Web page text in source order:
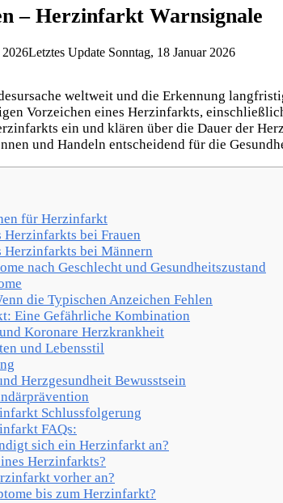
– Herzinfarkt Warnsignale
2026Letztes Update Sonntag, 18 Januar 2026
weltweit und die Erkennung
Vorzeichen eines Herzinfarkts,
ein und klären über die Dauer der
und Handeln entscheidend für die
für Herzinfarkt
bei Frauen
bei Männern
nach Geschlecht und Gesundheitszustand
die Typischen Anzeichen Fehlen
Eine Gefährliche Kombination
Koronare Herzkrankheit
und Lebensstil
Herzgesundheit Bewusstsein
Schlussfolgerung
FAQs:
sich ein Herzinfarkt an?
Herzinfarkts?
vorher an?
bis zum Herzinfarkt?